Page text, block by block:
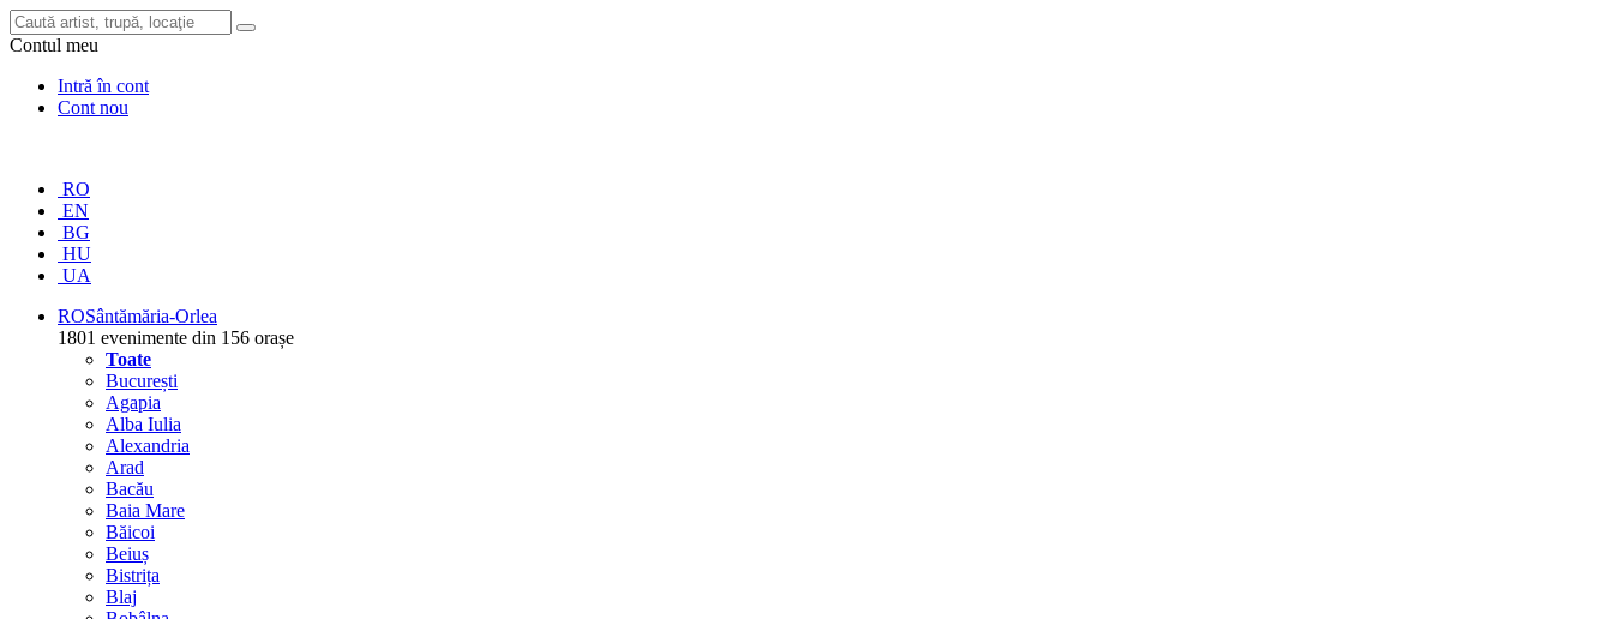
Contul meu
Intră în cont
Cont nou
RO
EN
BG
HU
UA
ROSântămăria-Orlea
1801 evenimente din 156 orașe
Toate
București
Agapia
Alba Iulia
Alexandria
Arad
Bacău
Baia Mare
Băicoi
Beiuș
Bistrița
Blaj